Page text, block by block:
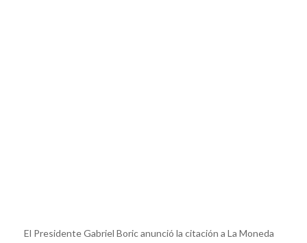
El Presidente Gabriel Boric anunció la citación a La Moneda